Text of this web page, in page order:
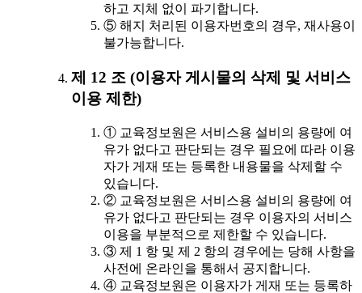
하고 지체 없이 파기합니다.
⑤ 해지 처리된 이용자번호의 경우, 재사용이
불가능합니다.
제 12 조 (이용자 게시물의 삭제 및 서비스
이용 제한)
① 교육정보원은 서비스용 설비의 용량에 여
유가 없다고 판단되는 경우 필요에 따라 이용
자가 게재 또는 등록한 내용물을 삭제할 수
있습니다.
② 교육정보원은 서비스용 설비의 용량에 여
유가 없다고 판단되는 경우 이용자의 서비스
이용을 부분적으로 제한할 수 있습니다.
③ 제 1 항 및 제 2 항의 경우에는 당해 사항을
사전에 온라인을 통해서 공지합니다.
④ 교육정보원은 이용자가 게재 또는 등록하